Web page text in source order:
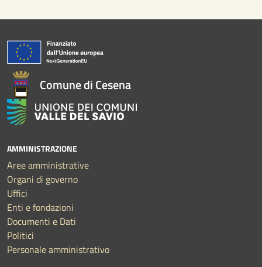
Comune di Cesena
AMMINISTRAZIONE
Aree amministrative
Organi di governo
Uffici
Enti e fondazioni
Documenti e Dati
Politici
Personale amministrativo